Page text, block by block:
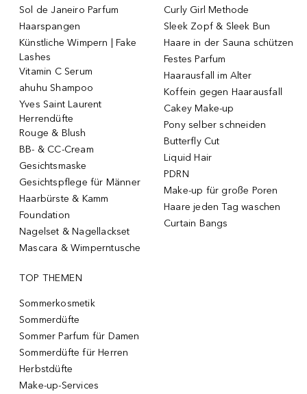
Sol de Janeiro Parfum
Haarspangen
Künstliche Wimpern | Fake
Lashes
Vitamin C Serum
ahuhu Shampoo
Yves Saint Laurent
Herrendüfte
Rouge & Blush
BB- & CC-Cream
Gesichtsmaske
Gesichtspflege für Männer
Haarbürste & Kamm
Foundation
Nagelset & Nagellackset
Mascara & Wimperntusche
Curly Girl Methode
Sleek Zopf & Sleek Bun
Haare in der Sauna schützen
Festes Parfum
Haarausfall im Alter
Koffein gegen Haarausfall
Cakey Make-up
Pony selber schneiden
Butterfly Cut
Liquid Hair
PDRN
Make-up für große Poren
Haare jeden Tag waschen
Curtain Bangs
TOP THEMEN
Sommerkosmetik
Sommerdüfte
Sommer Parfum für Damen
Sommerdüfte für Herren
Herbstdüfte
Make-up-Services